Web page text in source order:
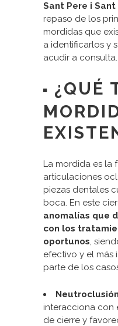
Sant Pere i Sant
repaso de los
mordidas que
a identificarlos y
acudir a consulta.
¿QUÉ
La mordida es la
articulaciones
piezas dentales
boca. En este
anomalías que
con los
oportunos,
efectivo y el más
parte de los
interacciona con
de cierre y